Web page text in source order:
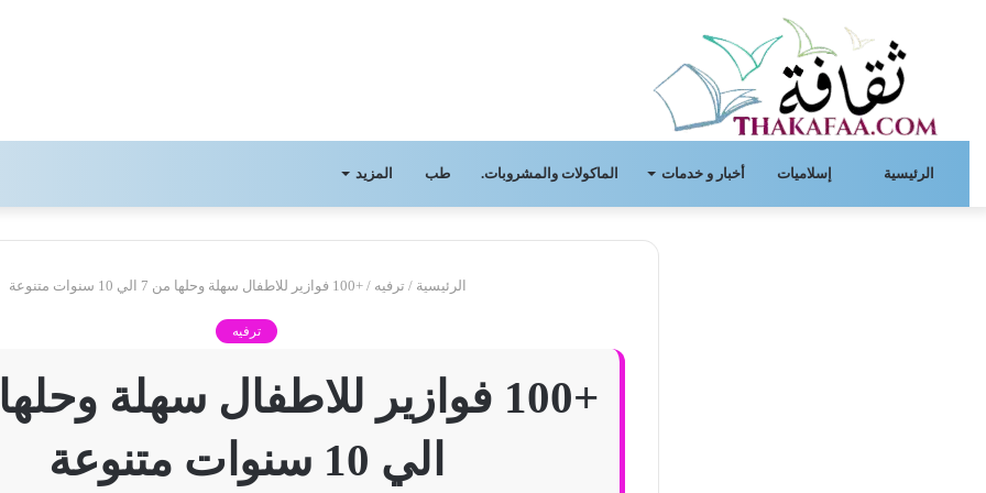
الرئيسية إسلاميات أخبار و خدمات الماكولات والمشروبات. طب المزيد
الرئيسية / ترفيه / +100 فوازير للاطفال سهلة وحلها من 7 الي 10 سنوات متنوعة
ترفيه
الي 10 سنوات متنوعة